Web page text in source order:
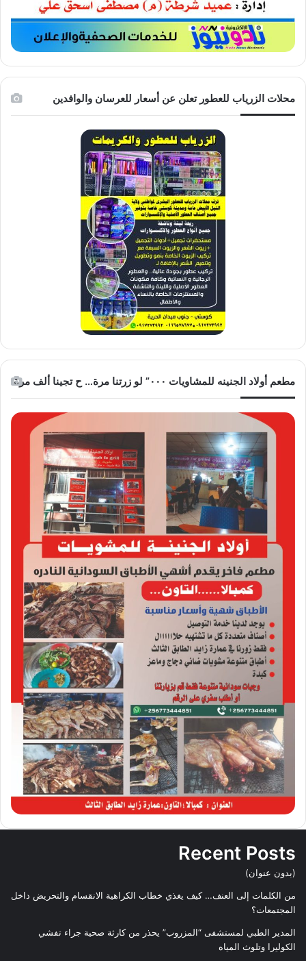
محلات الزرياب للعطور تعلن عن أسعار للعرسان والوافدين
مطعم أولاد الجنينه للمشاويات ٠٠٠” لو زرتنا مرة… ح تجينا ألف مرة
Recent Posts
(بدون عنوان)
من الكلمات إلى العنف… كيف يغذي خطاب الكراهية الانقسام والتحريض داخل
المجتمعات؟
المدير الطبي لمستشفى “المزروب” يحذر من كارثة صحية جراء تفشي
الكوليرا وتلوث المياه